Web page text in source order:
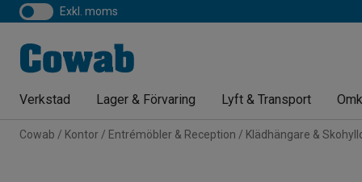
exkl. moms
Verkstad Lager & Förvaring Lyft & Transport
Cowab Kontor Entrémöbler & Reception Klädhängare &